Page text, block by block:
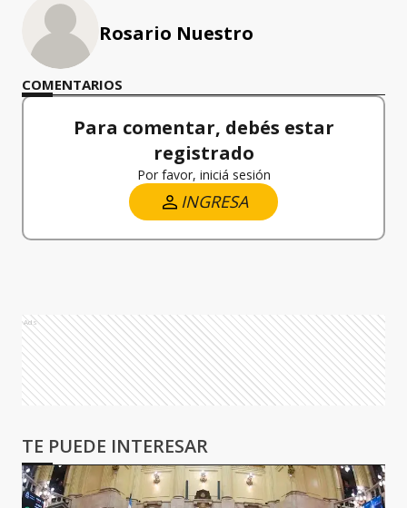
Rosario Nuestro
COMENTARIOS
Para comentar, debés estar
registrado
Por favor, iniciá sesión
INGRESA
Ads
TE PUEDE INTERESAR